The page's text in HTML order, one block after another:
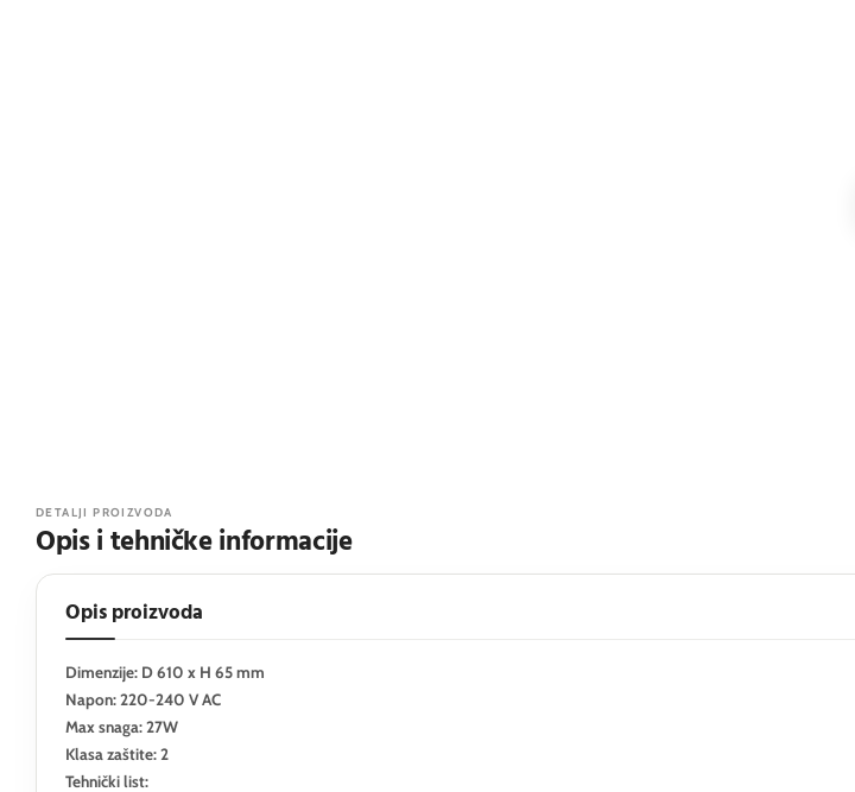
DETALJI PROIZVODA
Opis i tehničke informacije
Opis proizvoda
Dimenzije: D 610 x H 65 mm
Napon: 220-240 V AC
Max snaga: 27W
Klasa zaštite: 2
Tehnički list: